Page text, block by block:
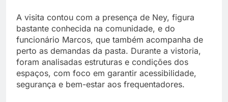
A visita contou com a presença de Ney, figura
bastante conhecida na comunidade, e do
funcionário Marcos, que também acompanha de
perto as demandas da pasta. Durante a vistoria,
foram analisadas estruturas e condições dos
espaços, com foco em garantir acessibilidade,
segurança e bem-estar aos frequentadores.